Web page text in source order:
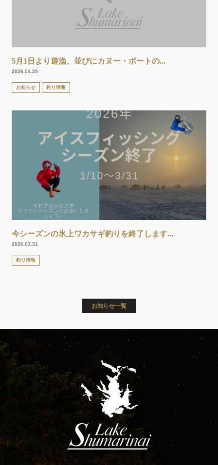
5月1日より遊漁、並びにカヌー・ボートの...
2026.04.29
お知らせ 釣り情報
今シーズンの氷上ワカサギ釣りを終了します...
2026.03.31
釣り情報
お知らせ一覧